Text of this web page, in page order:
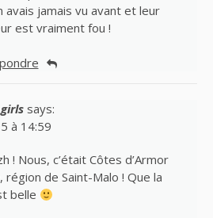
avais jamais vu avant et leur
est vraiment fou !
says:
à 14:59
! Nous, c’était Côtes d’Armor
région de Saint-Malo ! Que la
belle